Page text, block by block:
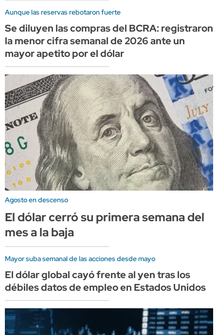
Aunque las reservas rebotaron fuerte
Se diluyen las compras del BCRA: registraron
la menor cifra semanal de 2026 ante un
mayor apetito por el dólar
Agosto en descenso
El dólar cerró su primera semana del
mes a la baja
Mayor suba semanal de las acciones desde mayo
El dólar global cayó frente al yen tras los
débiles datos de empleo en Estados Unidos